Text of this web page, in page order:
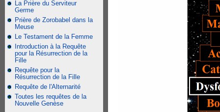
La Prière du Serviteur
Germe
Prière de Zorobabel dans la
Meuse
Le Testament de la Femme
Introduction à la Requête
pour la Résurrection de la
Fille
Requête pour la
Résurrection de la Fille
Requête de l'Alternarité
Toutes les requêtes de la
Nouvelle Genèse